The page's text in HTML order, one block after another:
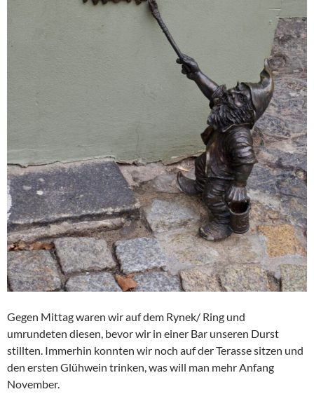
Gegen Mittag waren wir auf dem Rynek/ Ring und
umrundeten diesen, bevor wir in einer Bar unseren Durst
stillten. Immerhin konnten wir noch auf der Terasse sitzen und
den ersten Glühwein trinken, was will man mehr Anfang
November.